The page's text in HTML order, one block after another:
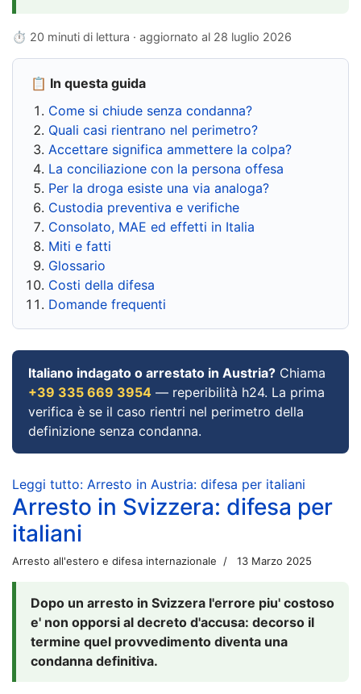
⏱ 20 minuti di lettura · aggiornato al 28 luglio 2026
📋 In questa guida
Come si chiude senza condanna?
Quali casi rientrano nel perimetro?
Accettare significa ammettere la colpa?
La conciliazione con la persona offesa
Per la droga esiste una via analoga?
Custodia preventiva e verifiche
Consolato, MAE ed effetti in Italia
Miti e fatti
Glossario
Costi della difesa
Domande frequenti
Italiano indagato o arrestato in Austria? Chiama
+39 335 669 3954 — reperibilità h24. La prima
verifica è se il caso rientri nel perimetro della
definizione senza condanna.
Leggi tutto: Arresto in Austria: difesa per italiani
Arresto in Svizzera: difesa per
italiani
Arresto all'estero e difesa internazionale 13 Marzo 2025
Dopo un arresto in Svizzera l'errore piu' costoso
e' non opporsi al decreto d'accusa: decorso il
termine quel provvedimento diventa una
condanna definitiva.